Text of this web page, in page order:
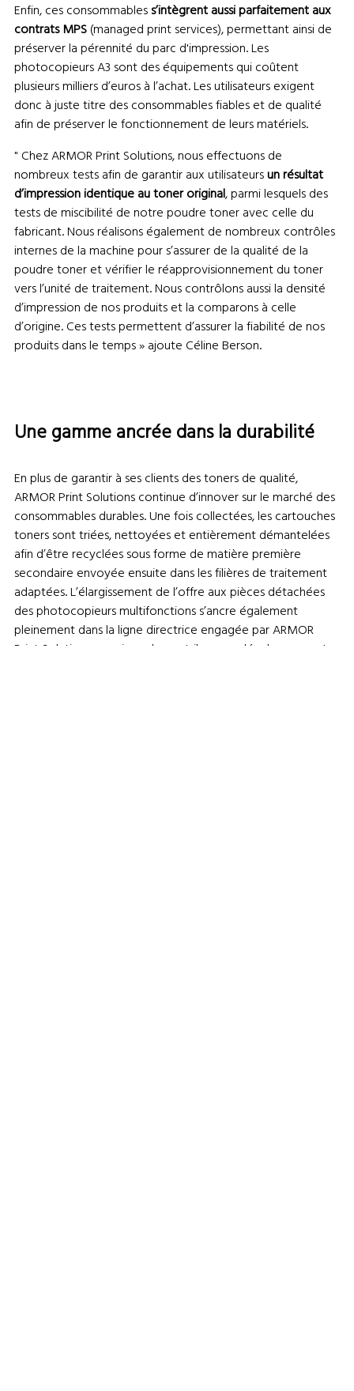
Enfin, ces consommabless’intègrent aussi parfaitement aux
contrats MPS(managed print services), permettant ainsi de
préserver la pérennité du parc d'impression. Les
photocopieurs A3 sont des équipements qui coûtent
plusieurs milliers d’euros à l’achat. Les utilisateurs exigent
donc à juste titre des consommables fiables et de qualité
afin de préserver le fonctionnement de leurs matériels.
" Chez ARMOR Print Solutions, nous effectuons de
nombreux tests afin de garantir aux utilisateursun résultat
d’impression identique au toner original, parmi lesquels des
tests de miscibilité de notre poudre toner avec celle du
fabricant. Nous réalisons également de nombreux contrôles
internes de la machine pour s’assurer de la qualité de la
poudre toner et vérifier le réapprovisionnement du toner
vers l’unité de traitement. Nous contrôlons aussi la densité
d’impression de nos produits et la comparons à celle
d’origine. Ces tests permettent d’assurer la fiabilité de nos
produits dans le temps » ajoute Céline Berson.
Une gamme ancrée dans la durabilité
En plus de garantir à ses clients des toners de qualité,
ARMOR Print Solutions continue d’innover sur le marché des
consommables durables. Une fois collectées, les cartouches
toners sont triées, nettoyées et entièrement démantelées
afin d’être recyclées sous forme de matière première
secondaire envoyée ensuite dans les filières de traitement
adaptées. L’élargissement de l’offre aux pièces détachées
des photocopieurs multifonctions s’ancre également
pleinement dans la ligne directrice engagée par ARMOR
Print Solutions, soucieux de contribuer au développement